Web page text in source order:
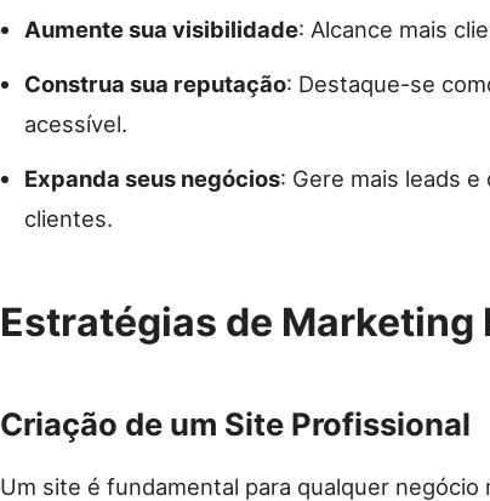
Aumente sua visibilidade: Alcance mais
Construa sua reputação: Destaque-se
acessível.
Expanda seus negócios: Gere mais leads
clientes.
Estratégias de Marketing
Criação de um Site Profissional
Um site é fundamental para qualquer negócio